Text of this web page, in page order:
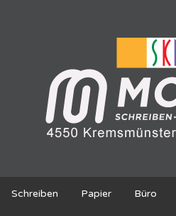
Schreiben Papier Büro